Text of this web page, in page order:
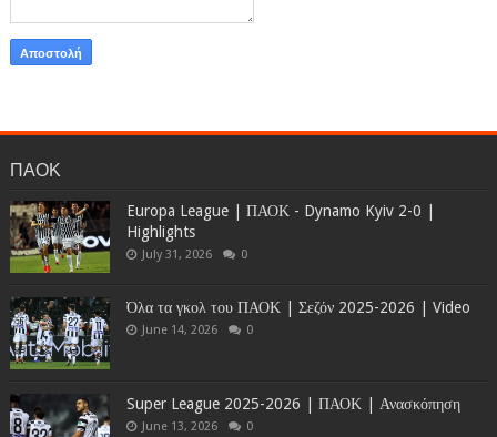
ΠΑΟΚ
Europa League | ΠΑΟΚ - Dynamo Kyiv 2-0 |
Highlights
July 31, 2026 0
Όλα τα γκολ του ΠΑΟΚ | Σεζόν 2025-2026 | Video
June 14, 2026 0
Super League 2025-2026 | ΠΑΟΚ | Ανασκόπηση
June 13, 2026 0